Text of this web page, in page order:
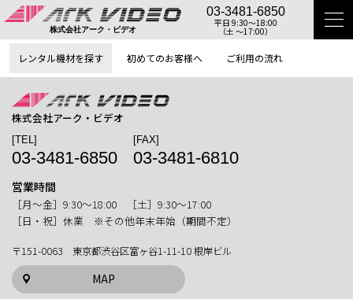
株式会社アーク・ビデオ
03-3481-6850
平日 9:30〜18:00
（土 〜17:00）
レンタル機材を探す 初めてのお客様へ ご利用の流れ
株式会社アーク・ビデオ
[TEL]
03-3481-6850
[FAX]
03-3481-6810
営業時間
［月〜金］9:30〜18:00 ［土］9:30〜17:00
［日・祝］休業 ※その他年末年始（期間不定）
〒151-0063 東京都渋谷区富ヶ谷1-11-10 根岸ビル
MAP